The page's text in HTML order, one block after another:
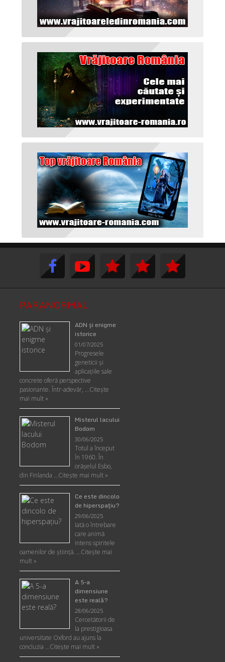
PARANORMAL
ADN şi enigme
istorice
01/07/2025
Progresele
geneticii şi
aplicaţiile sale
concrete oferă perspective
pasionante. Într-adevăr, …Citește
mai mult »
Misterul lacului
Bodom
30/06/2025
Totul a început
în 1960. În
orășelul Esbo,
din Finlanda …Citește mai mult »
Ce este dincolo
de hiperspaţiu?
29/06/2025
Iată o întrebare
care animă
intens spiritele
oamenilor de ştiinţă. …Citește mai
mult »
A 5-a
dimensiune
este reală?
28/06/2025
Cercetătorii de
la prestigioasa
universitate Oxford au ajuns la
concluzia …Citește mai mult »